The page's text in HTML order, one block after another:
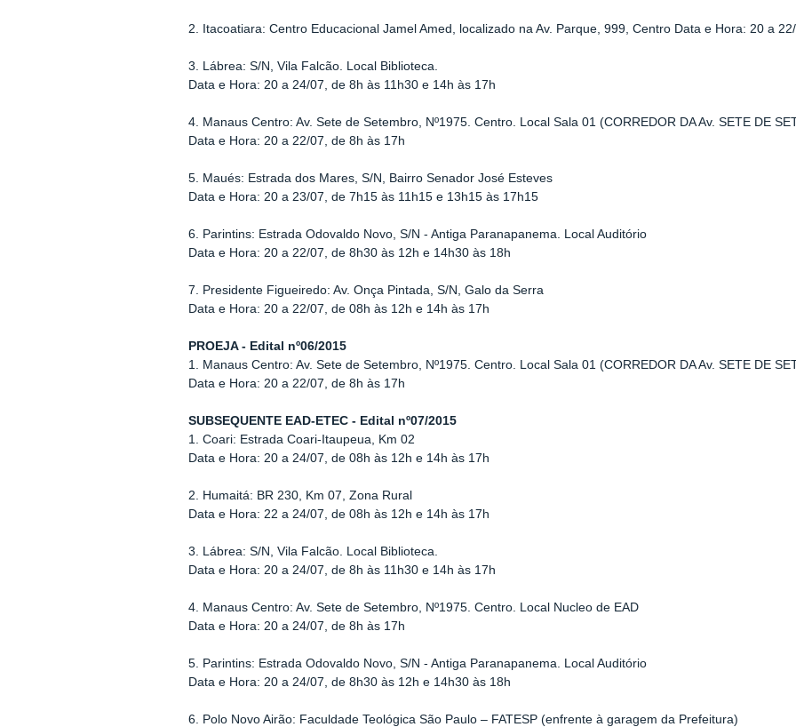
2. Itacoatiara: Centro Educacional Jamel Amed, localizado na Av. Parque, 999, Centro Data e Hora: 20 a
3. Lábrea: S/N, Vila Falcão. Local Biblioteca.
Data e Hora: 20 a 24/07, de 8h às 11h30 e 14h às 17h
4. Manaus Centro: Av. Sete de Setembro, Nº1975. Centro. Local Sala 01 (CORREDOR DA Av. SETE DE
Data e Hora: 20 a 22/07, de 8h às 17h
5. Maués: Estrada dos Mares, S/N, Bairro Senador José Esteves
Data e Hora: 20 a 23/07, de 7h15 às 11h15 e 13h15 às 17h15
6. Parintins: Estrada Odovaldo Novo, S/N - Antiga Paranapanema. Local Auditório
Data e Hora: 20 a 22/07, de 8h30 às 12h e 14h30 às 18h
7. Presidente Figueiredo: Av. Onça Pintada, S/N, Galo da Serra
Data e Hora: 20 a 22/07, de 08h às 12h e 14h às 17h
PROEJA - Edital nº06/2015
1. Manaus Centro: Av. Sete de Setembro, Nº1975. Centro. Local Sala 01 (CORREDOR DA Av. SETE DE
Data e Hora: 20 a 22/07, de 8h às 17h
SUBSEQUENTE EAD-ETEC - Edital nº07/2015
1. Coari: Estrada Coari-Itaupeua, Km 02
Data e Hora: 20 a 24/07, de 08h às 12h e 14h às 17h
2. Humaitá: BR 230, Km 07, Zona Rural
Data e Hora: 22 a 24/07, de 08h às 12h e 14h às 17h
3. Lábrea: S/N, Vila Falcão. Local Biblioteca.
Data e Hora: 20 a 24/07, de 8h às 11h30 e 14h às 17h
4. Manaus Centro: Av. Sete de Setembro, Nº1975. Centro. Local Nucleo de EAD
Data e Hora: 20 a 24/07, de 8h às 17h
5. Parintins: Estrada Odovaldo Novo, S/N - Antiga Paranapanema. Local Auditório
Data e Hora: 20 a 24/07, de 8h30 às 12h e 14h30 às 18h
6. Polo Novo Airão: Faculdade Teológica São Paulo – FATESP (enfrente à garagem da Prefeitura)